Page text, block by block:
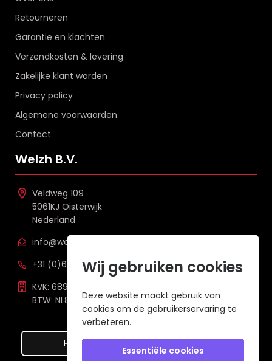
Retourneren
Garantie en klachten
Verzendkosten & levering
Zakelijke klant worden
Privacy policy
Algemene voorwaarden
Contact
Welzh B.V.
Veldweg 109
5061KJ Oisterwijk
Nederland
info@welzh.nl
+31 (0)6 26 51 83 20
KVK: 68977387
BTW: NL857672988B01
Hier de overeenkomst ontbinden
Wij gebruiken cookies
Deze website maakt gebruik van
cookies om de gebruikerservaring te
verbeteren.
Essentiële cookies